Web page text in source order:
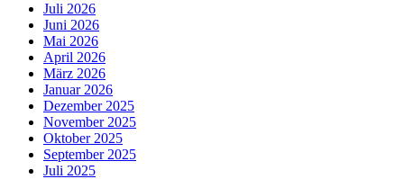
Juli 2026
Juni 2026
Mai 2026
April 2026
März 2026
Januar 2026
Dezember 2025
November 2025
Oktober 2025
September 2025
Juli 2025